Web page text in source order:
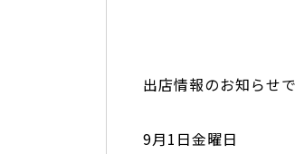
出店情報のお知らせ
9月1日金曜日